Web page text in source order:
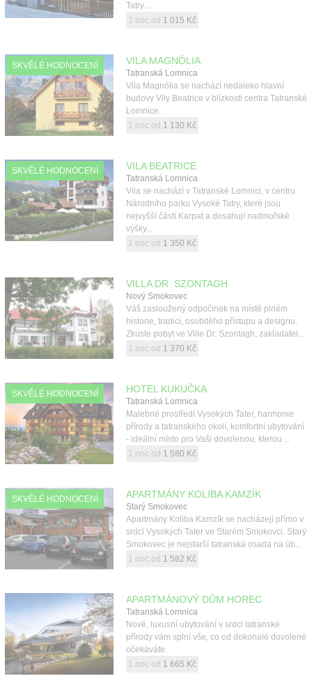
Tatry...
1 noc od 1 015 Kč
SKVĚLÉ HODNOCENÍ VILA MAGNÓLIA
Tatranská Lomnica
Vila Magnólia se nachází nedaleko hlavní
budovy Vily Beatrice v blízkosti centra Tatranské
Lomnice.
1 noc od 1 130 Kč
SKVĚLÉ HODNOCENÍ VILA BEATRICE
Tatranská Lomnica
Vila se nachází v Tatranské Lomnici, v centru
Národního parku Vysoké Tatry, které jsou
nejvyšší částí Karpat a dosahují nadmořské
výšky...
1 noc od 1 350 Kč
VILLA DR. SZONTAGH
Nový Smokovec
Váš zasloužený odpočinek na místě plném
historie, tradici, osobitého přístupu a designu.
Zkuste pobyt ve Ville Dr. Szontagh, zakladatel...
1 noc od 1 370 Kč
SKVĚLÉ HODNOCENÍ HOTEL KUKUČKA
Tatranská Lomnica
Malebné prostředí Vysokých Tater, harmonie
přírody a tatranského okolí, komfortní ubytování
- ideální místo pro Vaši dovolenou, kterou ...
1 noc od 1 580 Kč
SKVĚLÉ HODNOCENÍ APARTMÁNY KOLIBA KAMZÍK
Starý Smokovec
Apartmány Koliba Kamzík se nacházejí přímo v
srdci Vysokých Tater ve Starém Smokovci. Starý
Smokovec je nejstarší tatranská osada na úb...
1 noc od 1 582 Kč
APARTMÁNOVÝ DŮM HOREC
Tatranská Lomnica
Nové, luxusní ubytování v srdci tatranské
přírody vám splní vše, co od dokonalé dovolené
očekáváte.
1 noc od 1 665 Kč